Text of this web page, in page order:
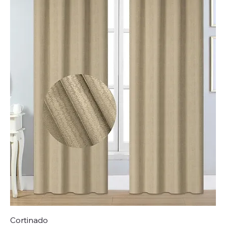
Cortinado